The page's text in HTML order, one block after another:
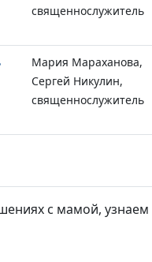
священнослужитель
Мария Мараханова,
Сергей Никулин,
священнослужитель
священнослужитель
с мамой, узнаем